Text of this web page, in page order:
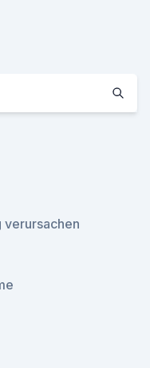
verursachen